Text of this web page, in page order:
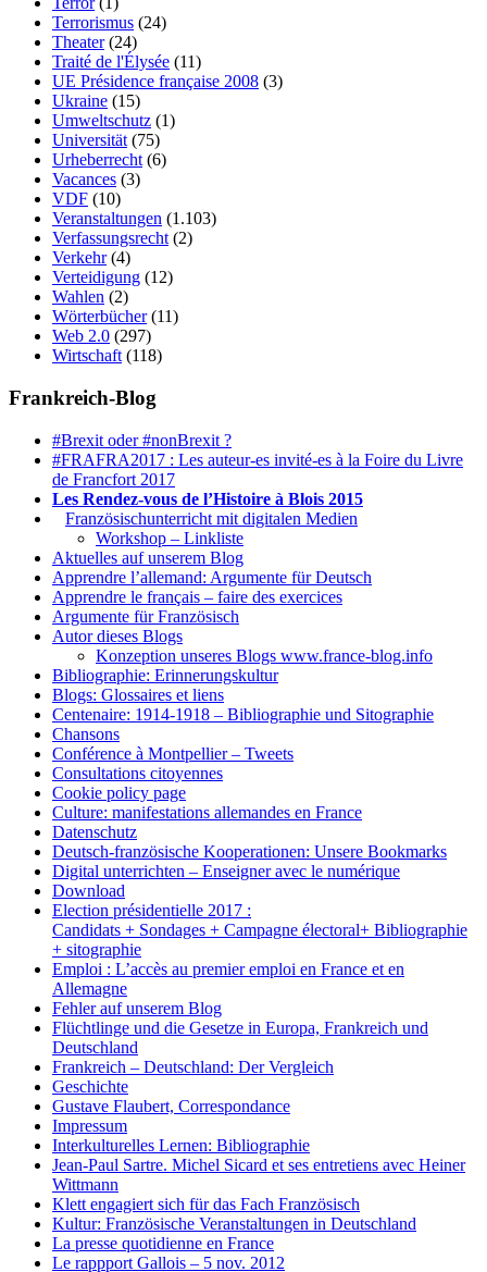
Terrorismus (24)
Theater(24)
Traité de l'Élysée (11)
UE Présidence française 2008 (3)
Ukraine (15)
Umweltschutz (1)
Universität (75)
Urheberrecht (6)
Vacances (3)
VDF (10)
Veranstaltungen (1.103)
Verfassungsrecht (2)
Verkehr(4)
Verteidigung (12)
Wahlen (2)
Wörterbücher(11)
Web 2.0 (297)
Wirtschaft (118)
Frankreich-Blog
#Brexit oder #nonBrexit ?
#FRAFRA2017 : Les auteur-es invité-es à la Foire du Livre
de Francfort 2017
Les Rendez-vous de l’Histoire à Blois 2015
Französischunterricht mit digitalen Medien
Workshop – Linkliste
Aktuelles auf unserem Blog
Apprendre l’allemand: Argumente für Deutsch
Apprendre le français – faire des exercices
Argumente für Französisch
Autor dieses Blogs
Konzeption unseres Blogs www.france-blog.info
Bibliographie: Erinnerungskultur
Blogs: Glossaires et liens
Centenaire: 1914-1918 – Bibliographie und Sitographie
Chansons
Conférence à Montpellier – Tweets
Consultations citoyennes
Cookie policy page
Culture: manifestations allemandes en France
Datenschutz
Deutsch-französische Kooperationen: Unsere Bookmarks
Digital unterrichten – Enseigner avec le numérique
Download
Election présidentielle 2017 :
Candidats + Sondages + Campagne électoral+ Bibliographie
+ sitographie
Emploi : L’accès au premier emploi en France et en
Allemagne
Fehler auf unserem Blog
Flüchtlinge und die Gesetze in Europa, Frankreich und
Deutschland
Frankreich – Deutschland: Der Vergleich
Geschichte
Gustave Flaubert, Correspondance
Impressum
Interkulturelles Lernen: Bibliographie
Jean-Paul Sartre. Michel Sicard et ses entretiens avec Heiner
Wittmann
Klett engagiert sich für das Fach Französisch
Kultur: Französische Veranstaltungen in Deutschland
La presse quotidienne en France
Le rappport Gallois – 5 nov. 2012